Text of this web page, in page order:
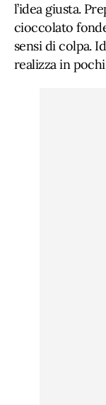
l’idea giusta.
cioccolato
sensi di colpa.
realizza in